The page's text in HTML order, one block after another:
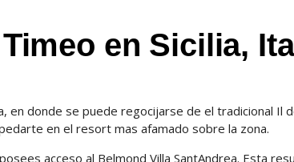
en Sicilia,
en donde se puede regocijarse de el tradicional Il
en el resort mas afamado sobre la zona.
acceso al Belmond Villa SantAndrea. Esta